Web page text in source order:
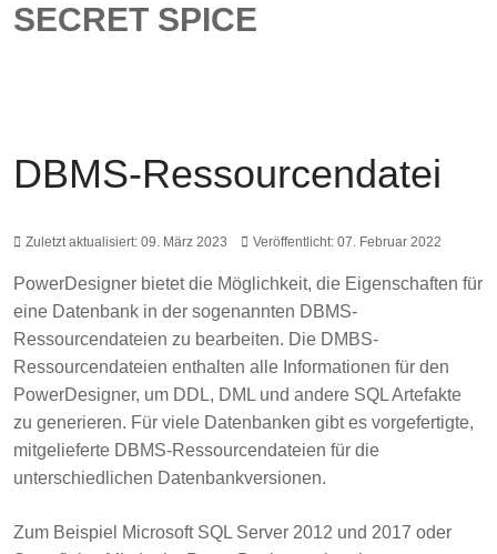
SECRET SPICE
DBMS-Ressourcendatei
Veröffentlicht: 07. Februar 2022
Zuletzt aktualisiert: 09. März 2023
PowerDesigner bietet die Möglichkeit, die Eigenschaften für
eine Datenbank in der sogenannten DBMS-
Ressourcendateien zu bearbeiten. Die DMBS-
Ressourcendateien enthalten alle Informationen für den
PowerDesigner, um DDL, DML und andere SQL Artefakte
zu generieren. Für viele Datenbanken gibt es vorgefertigte,
mitgelieferte DBMS-Ressourcendateien für die
unterschiedlichen Datenbankversionen.
Zum Beispiel Microsoft SQL Server 2012 und 2017 oder